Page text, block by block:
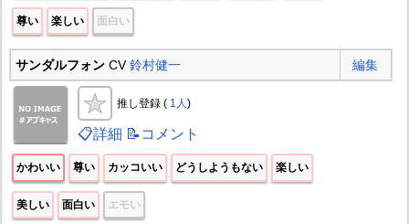
尊い 楽しい 面白い
サンダルフォンCV鈴村健一 編集
推し登録 ( 1人)
📋詳細 📝コメント
かわいい 尊い カッコいい どうしようもない 楽しい
美しい 面白い エモい